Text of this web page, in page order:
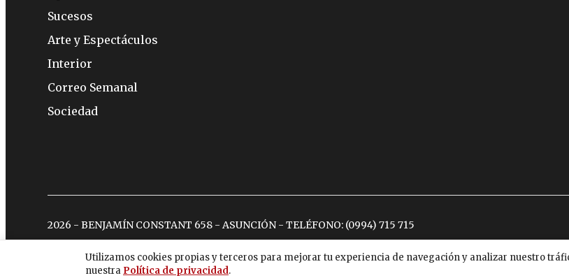
Utilizamos cookies propias y terceros para mejorar tu experiencia de navegación y analizar nuestro
nuestra Política de privacidad.
Sucesos
Arte y Espectáculos
Interior
Correo Semanal
Sociedad
2026 - BENJAMÍN CONSTANT 658 - ASUNCIÓN - TELÉFONO: (0994) 715 715